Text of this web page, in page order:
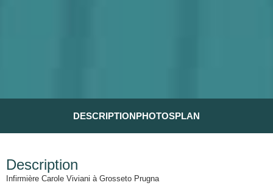
DESCRIPTIONPHOTOSPLAN
Description
Infirmière Carole Viviani à Grosseto Prugna